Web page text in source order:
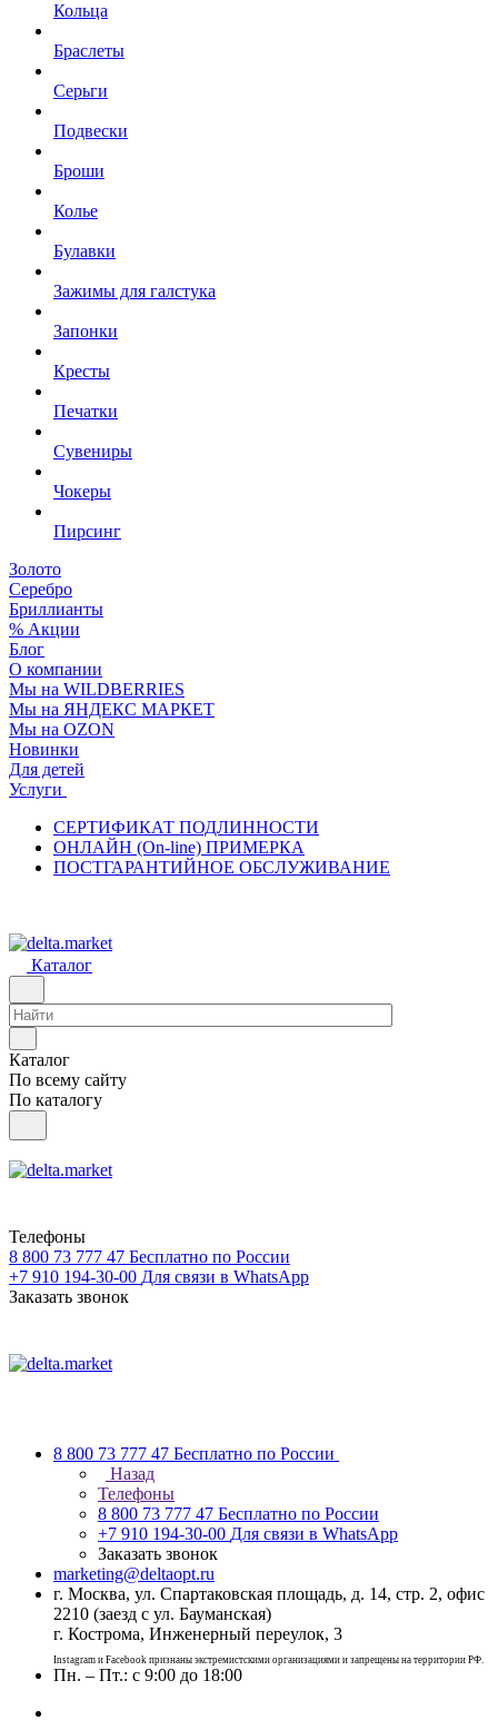
Кольца
Браслеты
Серьги
Подвески
Броши
Колье
Булавки
Зажимы для галстука
Запонки
Кресты
Печатки
Сувениры
Чокеры
Пирсинг
Золото
Серебро
Бриллианты
% Акции
Блог
О компании
Мы на WILDBERRIES
Мы на ЯНДЕКС МАРКЕТ
Мы на OZON
Новинки
Для детей
Услуги
СЕРТИФИКАТ ПОДЛИННОСТИ
ОНЛАЙН (On-line) ПРИМЕРКА
ПОСТГАРАНТИЙНОЕ ОБСЛУЖИВАНИЕ
Каталог
Каталог
По всему сайту
По каталогу
Телефоны
8 800 73 777 47 Бесплатно по России
+7 910 194-30-00 Для связи в WhatsApp
Заказать звонок
8 800 73 777 47 Бесплатно по России
Назад
Телефоны
8 800 73 777 47 Бесплатно по России
+7 910 194-30-00 Для связи в WhatsApp
Заказать звонок
marketing@deltaopt.ru
г. Москва, ул. Спартаковская площадь, д. 14, стр. 2, офис
2210 (заезд с ул. Бауманская)
г. Кострома, Инженерный переулок, 3
Instagram и Facebook признаны экстремистскими организациями и запрещены на территории РФ.
Пн. – Пт.: с 9:00 до 18:00